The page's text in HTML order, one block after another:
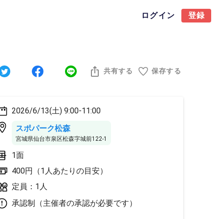
ログイン 登録
共有する 保存する
2026/6/13(土) 9:00-11:00
スポパーク松森
宮城県仙台市泉区松森字城前122-1
1面
400円（1人あたりの目安）
定員：1人
承認制（主催者の承認が必要です）